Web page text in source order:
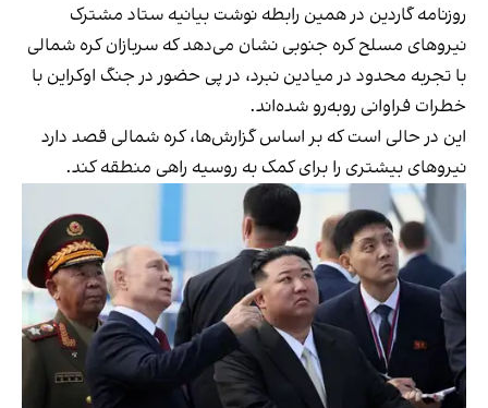
روزنامه گاردین در همین رابطه نوشت بیانیه ستاد مشترک
نیروهای مسلح کره جنوبی نشان می‌دهد که سربازان کره شمالی
با تجربه محدود در میادین نبرد، در پی حضور در جنگ اوکراین با
خطرات فراوانی روبه‌رو شده‌اند.
این در حالی است که بر اساس گزارش‌ها، کره شمالی قصد دارد
نیروهای بیشتری را برای کمک به روسیه راهی منطقه کند.